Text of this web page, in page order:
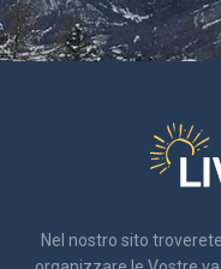
Nel nostro sito